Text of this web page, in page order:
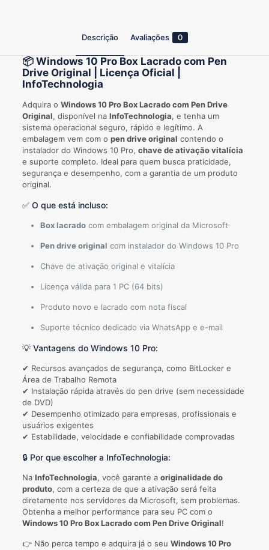
Descrição Avaliações 0
📦 Windows 10 Pro Box Lacrado com Pen
Drive Original | Licença Oficial |
InfoTechnologia
Adquira o Windows 10 Pro Box Lacrado com Pen Drive
Original, disponível na InfoTechnologia, e tenha um
sistema operacional seguro, rápido e legítimo. A
embalagem vem com o pen drive original contendo o
instalador do Windows 10 Pro, chave de ativação vitalícia
e suporte completo. Ideal para quem busca praticidade,
segurança e desempenho, com a garantia de um produto
original.
✅ O que está incluso:
Box lacradocom embalagem original da Microsoft
Pen drive original com instalador do Windows 10 Pro
Chave de ativação original e vitalícia
Licença válida para 1 PC (64 bits)
Produto novo e lacrado com nota fiscal
Suporte técnico dedicado via WhatsApp e e-mail
💡 Vantagens do Windows 10 Pro:
✔ Recursos avançados de segurança, como BitLocker e
Área de Trabalho Remota
✔ Instalação rápida através do pen drive (sem necessidade
de DVD)
✔ Desempenho otimizado para empresas, profissionais e
usuários exigentes
✔ Estabilidade, velocidade e confiabilidade comprovadas
🔒 Por que escolher a InfoTechnologia:
Na InfoTechnologia, você garante a originalidade do
produto, com a certeza de que a ativação será feita
diretamente nos servidores da Microsoft, sem problemas.
Obtenha a melhor performance para seu PC com o
Windows 10 Pro Box Lacrado com Pen Drive Original!
👉 Não perca tempo e adquira já o seu Windows 10 Pro